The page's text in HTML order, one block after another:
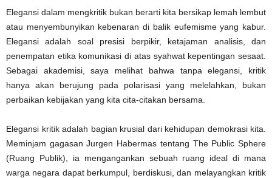
Elegansi dalam mengkritik bukan berarti kita bersikap lemah lembut
atau menyembunyikan kebenaran di balik eufemisme yang kabur.
Elegansi adalah soal presisi berpikir, ketajaman analisis, dan
penempatan etika komunikasi di atas syahwat kepentingan sesaat.
Sebagai akademisi, saya melihat bahwa tanpa elegansi, kritik
hanya akan berujung pada polarisasi yang melelahkan, bukan
perbaikan kebijakan yang kita cita-citakan bersama.
Elegansi kritik adalah bagian krusial dari kehidupan demokrasi kita.
Meminjam gagasan Jurgen Habermas tentang The Public Sphere
(Ruang Publik), ia mengangankan sebuah ruang ideal di mana
warga negara dapat berkumpul, berdiskusi, dan melayangkan kritik